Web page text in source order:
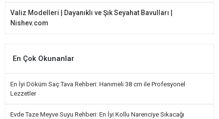
Valiz Modelleri | Dayanıklı ve Şık Seyahat Bavulları |
Nishev.com
En Çok Okunanlar
En İyi Döküm Saç Tava Rehberi: Hanımeli 38 cm ile Profesyonel
Lezzetler
Evde Taze Meyve Suyu Rehberi: En İyi Kollu Narenciye Sıkacağı